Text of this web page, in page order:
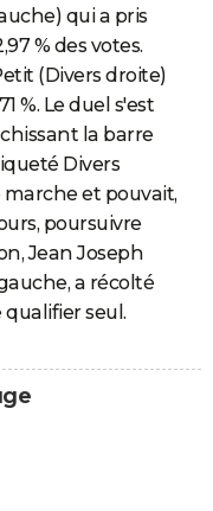
qui a pris
% des votes.
(Divers droite)
%. Le duel s'est
la barre
Divers
et pouvait,
poursuivre
Jean Joseph
a récolté
qualifier seul.